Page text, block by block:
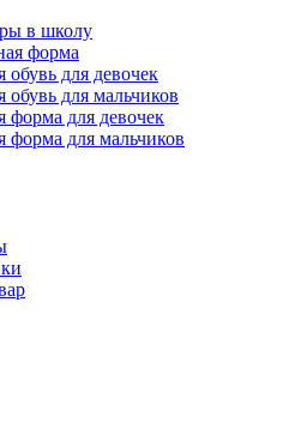
в школу
форма
для девочек
для мальчиков
форма для девочек
форма для мальчиков